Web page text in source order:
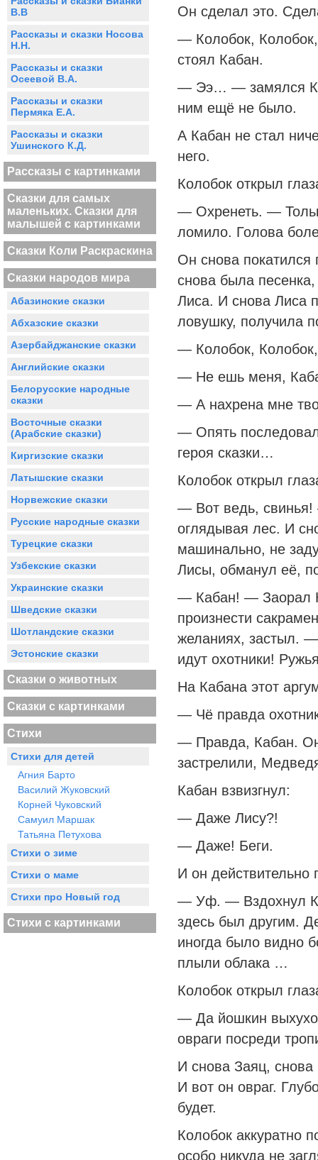
В.В
Рассказы и сказки Носова
Н.Н.
Рассказы и сказки
Осеевой В.А.
Рассказы и сказки
Пермяка Е.А.
Рассказы и сказки
Ушинского К.Д.
Рассказы с картинками
Сказки для самых
маленьких. Сказки для
малышей с картинками
Сказки Коли Раскраскина
Сказки народов мира
Абазинские сказки
Абхазские сказки
Азербайджанские сказки
Английские сказки
Белорусские народные
сказки
Восточные сказки
(Арабские сказки)
Киргизские сказки
Латышские сказки
Норвежские сказки
Русские народные сказки
Турецкие сказки
Узбекские сказки
Украинские сказки
Шведские сказки
Шотландские сказки
Эстонские сказки
Сказки о животных
Сказки с картинками
Стихи
Стихи для детей
Агния Барто
Василий Жуковский
Корней Чуковский
Самуил Маршак
Татьяна Петухова
Стихи о зиме
Стихи о маме
Стихи про Новый год
Стихи с картинками
Он сделал это.
— Колобок,
стоял Кабан.
— Ээ… — замялся
ним ещё не было.
А Кабан не стал
него.
Колобок открыл
— Охренеть. —
ломило. Голова
Он снова
снова была
Лиса. И снова Лиса
ловушку, получила
— Колобок,
— Не ешь меня,
— А нахрена мне
— Опять
героя сказки…
Колобок открыл
— Вот ведь,
оглядывая лес. И
машинально, не
Лисы, обманул её,
— Кабан! — Заорал
произнести
желаниях, застыл.
идут охотники!
На Кабана этот
— Чё правда
— Правда, Кабан.
застрелили,
Кабан взвизгнул:
— Даже Лису?!
— Даже! Беги.
И он действительно
— Уф. — Вздохнул
здесь был другим.
иногда было видно
плыли облака …
Колобок открыл
— Да йошкин
овраги посреди
И снова Заяц,
И вот он овраг.
будет.
Колобок аккуратно
особо никуда не